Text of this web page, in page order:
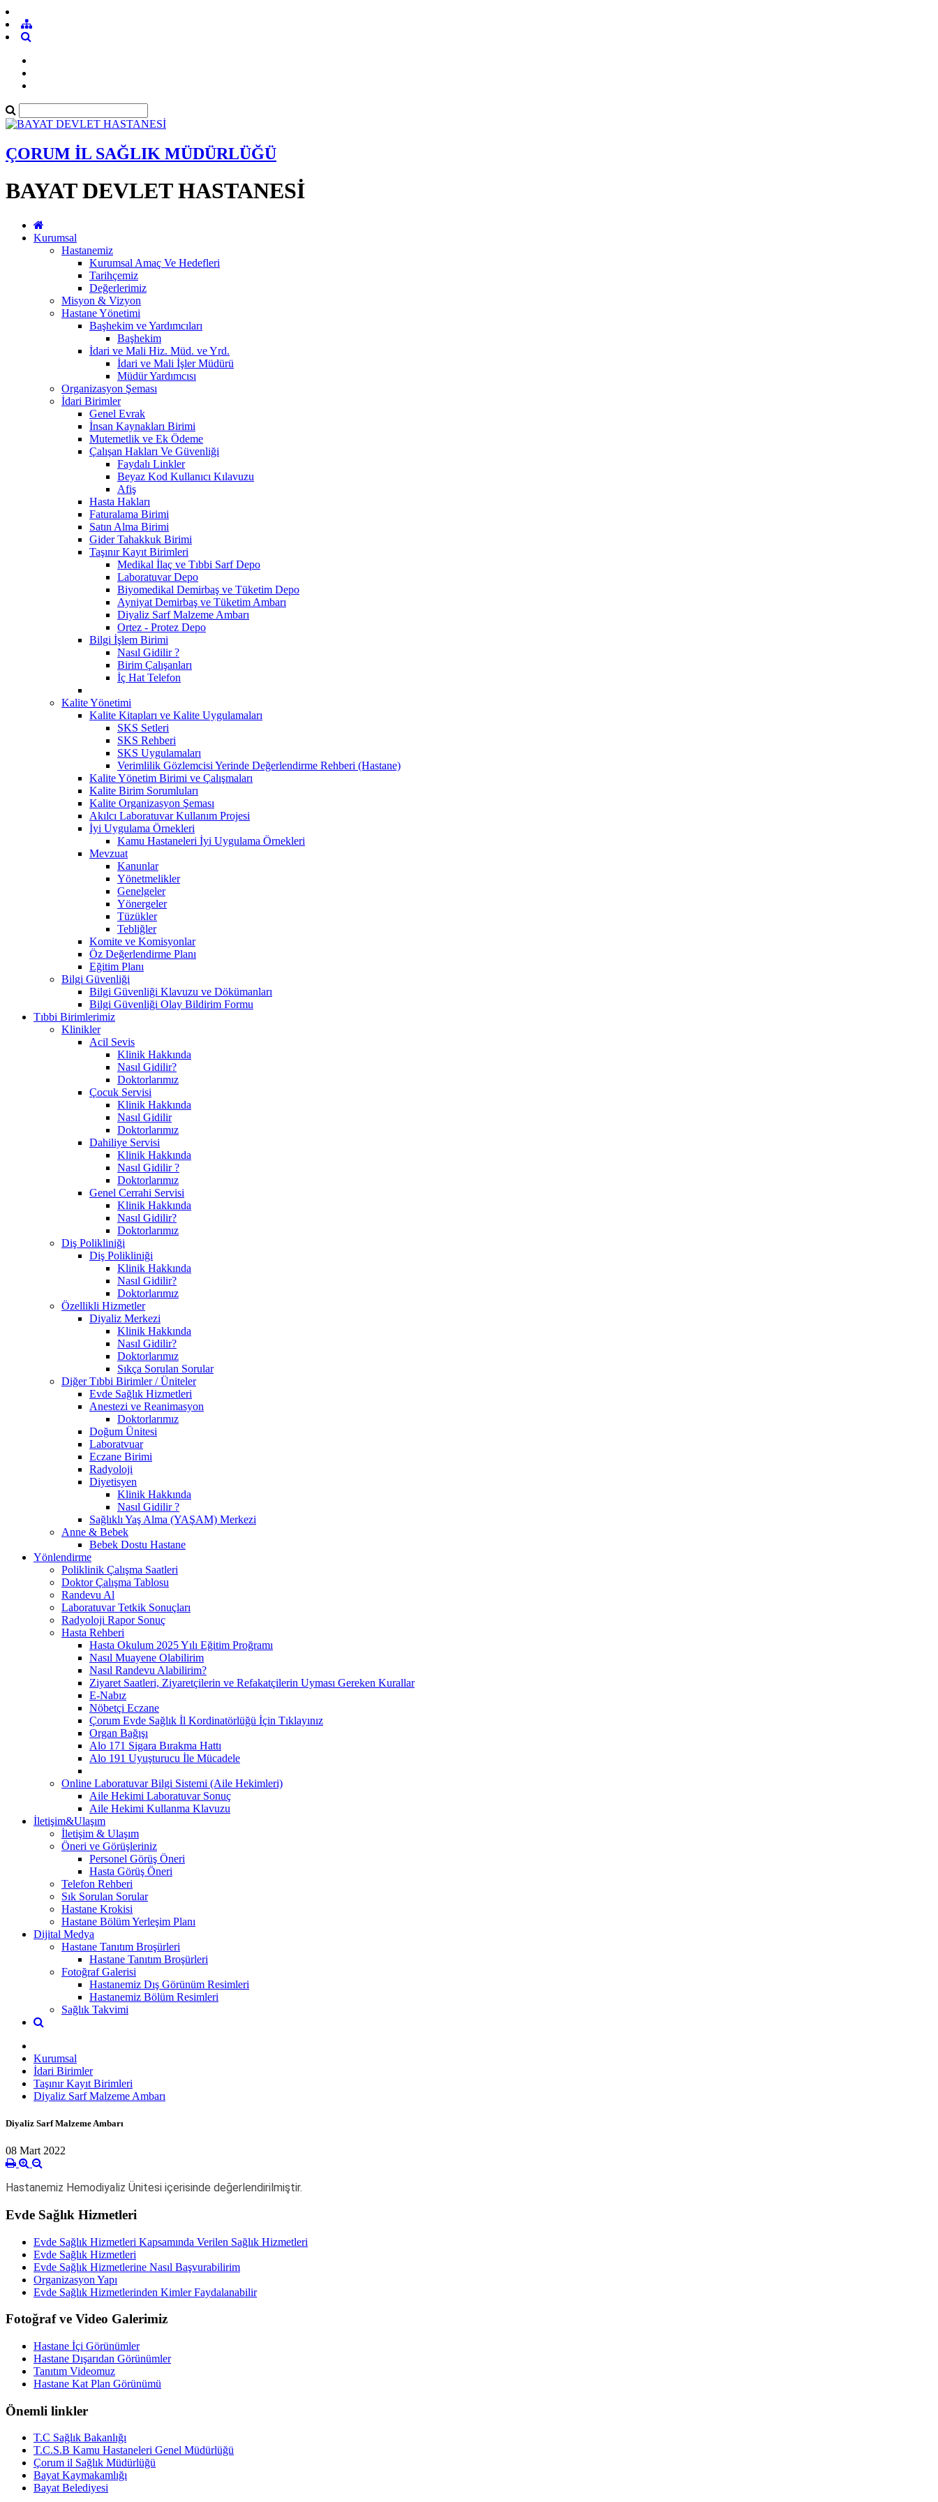
ÇORUM İL SAĞLIK MÜDÜRLÜĞÜ
BAYAT DEVLET HASTANESİ
Kurumsal
Hastanemiz
Kurumsal Amaç Ve Hedefleri
Tarihçemiz
Değerlerimiz
Misyon & Vizyon
Hastane Yönetimi
Başhekim ve Yardımcıları
Başhekim
İdari ve Mali Hiz. Müd. ve Yrd.
İdari ve Mali İşler Müdürü
Müdür Yardımcısı
Organizasyon Şeması
İdari Birimler
Genel Evrak
İnsan Kaynakları Birimi
Mutemetlik ve Ek Ödeme
Çalışan Hakları Ve Güvenliği
Faydalı Linkler
Beyaz Kod Kullanıcı Kılavuzu
Afiş
Hasta Hakları
Faturalama Birimi
Satın Alma Birimi
Gider Tahakkuk Birimi
Taşınır Kayıt Birimleri
Medikal İlaç ve Tıbbi Sarf Depo
Laboratuvar Depo
Biyomedikal Demirbaş ve Tüketim Depo
Ayniyat Demirbaş ve Tüketim Ambarı
Diyaliz Sarf Malzeme Ambarı
Ortez - Protez Depo
Bilgi İşlem Birimi
Nasıl Gidilir ?
Birim Çalışanları
İç Hat Telefon
Kalite Yönetimi
Kalite Kitapları ve Kalite Uygulamaları
SKS Setleri
SKS Rehberi
SKS Uygulamaları
Verimlilik Gözlemcisi Yerinde Değerlendirme Rehberi (Hastane)
Kalite Yönetim Birimi ve Çalışmaları
Kalite Birim Sorumluları
Kalite Organizasyon Şeması
Akılcı Laboratuvar Kullanım Projesi
İyi Uygulama Örnekleri
Kamu Hastaneleri İyi Uygulama Örnekleri
Mevzuat
Kanunlar
Yönetmelikler
Genelgeler
Yönergeler
Tüzükler
Tebliğler
Komite ve Komisyonlar
Öz Değerlendirme Planı
Eğitim Planı
Bilgi Güvenliği
Bilgi Güvenliği Klavuzu ve Dökümanları
Bilgi Güvenliği Olay Bildirim Formu
Tıbbi Birimlerimiz
Klinikler
Acil Sevis
Klinik Hakkında
Nasıl Gidilir?
Doktorlarımız
Çocuk Servisi
Klinik Hakkında
Nasıl Gidilir
Doktorlarımız
Dahiliye Servisi
Klinik Hakkında
Nasıl Gidilir ?
Doktorlarımız
Genel Cerrahi Servisi
Klinik Hakkında
Nasıl Gidilir?
Doktorlarımız
Diş Polikliniği
Diş Polikliniği
Klinik Hakkında
Nasıl Gidilir?
Doktorlarımız
Özellikli Hizmetler
Diyaliz Merkezi
Klinik Hakkında
Nasıl Gidilir?
Doktorlarımız
Sıkça Sorulan Sorular
Diğer Tıbbi Birimler / Üniteler
Evde Sağlık Hizmetleri
Anestezi ve Reanimasyon
Doktorlarımız
Doğum Ünitesi
Laboratvuar
Eczane Birimi
Radyoloji
Diyetisyen
Klinik Hakkında
Nasıl Gidilir ?
Sağlıklı Yaş Alma (YAŞAM) Merkezi
Anne & Bebek
Bebek Dostu Hastane
Yönlendirme
Poliklinik Çalışma Saatleri
Doktor Çalışma Tablosu
Randevu Al
Laboratuvar Tetkik Sonuçları
Radyoloji Rapor Sonuç
Hasta Rehberi
Hasta Okulum 2025 Yılı Eğitim Proğramı
Nasıl Muayene Olabilirim
Nasıl Randevu Alabilirim?
Ziyaret Saatleri, Ziyaretçilerin ve Refakatçilerin Uyması Gereken Kurallar
E-Nabız
Nöbetçi Eczane
Çorum Evde Sağlık İl Kordinatörlüğü İçin Tıklayınız
Organ Bağışı
Alo 171 Sigara Bırakma Hattı
Alo 191 Uyuşturucu İle Mücadele
Online Laboratuvar Bilgi Sistemi (Aile Hekimleri)
Aile Hekimi Laboratuvar Sonuç
Aile Hekimi Kullanma Klavuzu
İletişim&Ulaşım
İletişim & Ulaşım
Öneri ve Görüşleriniz
Personel Görüş Öneri
Hasta Görüş Öneri
Telefon Rehberi
Sık Sorulan Sorular
Hastane Krokisi
Hastane Bölüm Yerleşim Planı
Dijital Medya
Hastane Tanıtım Broşürleri
Hastane Tanıtım Broşürleri
Fotoğraf Galerisi
Hastanemiz Dış Görünüm Resimleri
Hastanemiz Bölüm Resimleri
Sağlık Takvimi
Kurumsal
İdari Birimler
Taşınır Kayıt Birimleri
Diyaliz Sarf Malzeme Ambarı
Diyaliz Sarf Malzeme Ambarı
08 Mart 2022
Hastanemiz Hemodiyaliz Ünitesi içerisinde değerlendirilmiştir.
Evde Sağlık Hizmetleri
Evde Sağlık Hizmetleri Kapsamında Verilen Sağlık Hizmetleri
Evde Sağlık Hizmetleri
Evde Sağlık Hizmetlerine Nasıl Başvurabilirim
Organizasyon Yapı
Evde Sağlık Hizmetlerinden Kimler Faydalanabilir
Fotoğraf ve Video Galerimiz
Hastane İçi Görünümler
Hastane Dışarıdan Görünümler
Tanıtım Videomuz
Hastane Kat Plan Görünümü
Önemli linkler
T.C Sağlık Bakanlığı
T.C.S.B Kamu Hastaneleri Genel Müdürlüğü
Çorum il Sağlık Müdürlüğü
Bayat Kaymakamlığı
Bayat Belediyesi